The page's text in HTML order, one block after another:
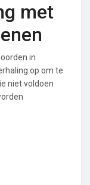
met
in
op om te
niet voldoen